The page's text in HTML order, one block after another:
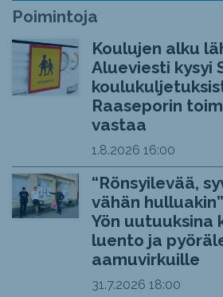
Poimintoja
Koulujen alku
Alueviesti kysyi
Raaseporin
vastaa
1.8.2026 16:00
“Rönsyilevää,
vähän
Yön uutuuksina
luento ja
aamuvirkuille
31.7.2026 18:00